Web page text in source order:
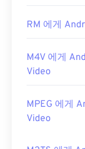
RM 에게
M4V 에게
Video
MPEG 에게
Video